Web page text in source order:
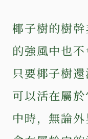
椰子樹的樹
的強風中也不
只要椰子樹
可以活在屬
中時，無論